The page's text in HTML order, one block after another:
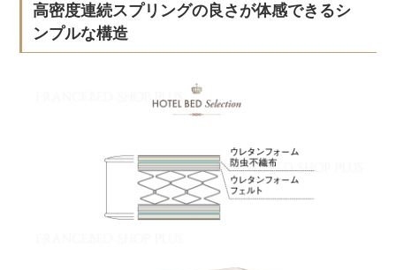
高密度連続スプリングの良さが体感できるシ
ンプルな構造